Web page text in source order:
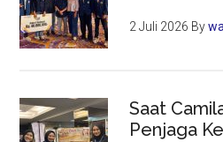
2 Juli 2026 By
Saat
Penjaga